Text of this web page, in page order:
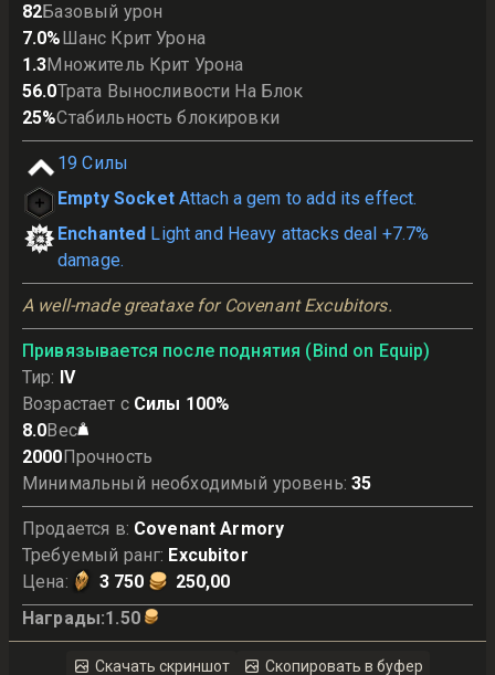
82Базовый урон
7.0%Шанс Крит Урона
1.3Множитель Крит Урона
56.0Трата Выносливости На Блок
25%Стабильность блокировки
19 Силы
Empty Socket Attach a gem to add its effect.
Enchanted Light and Heavy attacks deal +7.7%
damage.
A well-made greataxe for Covenant Excubitors.
Привязывается после поднятия (Bind on Equip)
Тир: IV
Возрастает с Силы 100%
8.0Вес
2000Прочность
Минимальный необходимый уровень: 35
Продается в: Covenant Armory
Требуемый ранг: Excubitor
Цена: 3 750
250,00
Награды:1.50
Скачать скриншот Скопировать в буфер